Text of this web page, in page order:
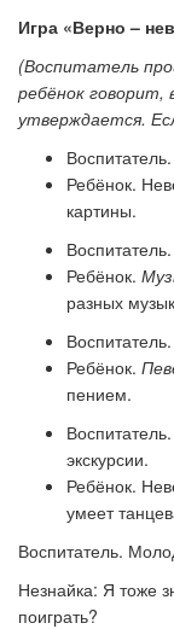
Игра «Верно–
(Воспитатель
ребёнок говорит,
утверждается.
Воспитатель.
Ребёнок.
картины.
Воспитатель.
Ребёнок.
разных
Воспитатель.
Ребёнок.
пением.
Воспитатель.
экскурсии.
Ребёнок.
умеет
Воспитатель.
Незнайка: Я тоже
поиграть?